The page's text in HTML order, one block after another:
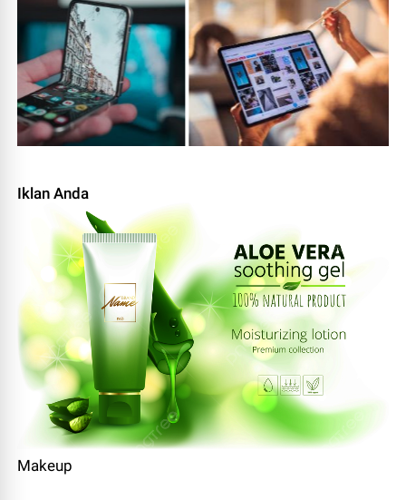
Iklan Anda
Makeup